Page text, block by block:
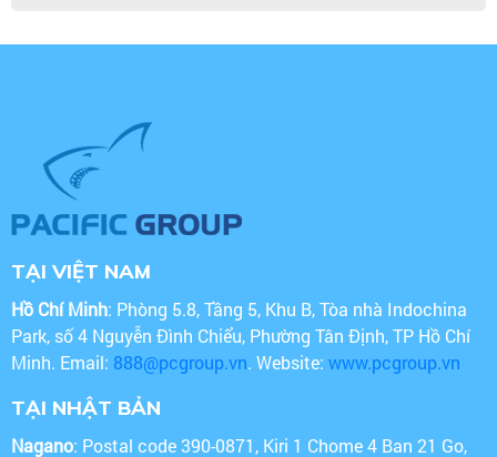
TẠI VIỆT NAM
Hồ Chí Minh: Phòng 5.8, Tầng 5, Khu B, Tòa nhà Indochina
Park, số 4 Nguyễn Đình Chiểu, Phường Tân Định, TP Hồ Chí
Minh. Email: 888@pcgroup.vn. Website: www.pcgroup.vn
TẠI NHẬT BẢN
Nagano: Postal code 390-0871, Kiri 1 Chome 4 Ban 21 Go,